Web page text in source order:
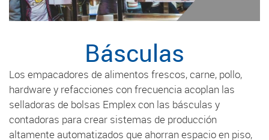
Básculas
Los empacadores de alimentos frescos, carne, pollo,
hardware y refacciones con frecuencia acoplan las
selladoras de bolsas Emplex con las básculas y
contadoras para crear sistemas de producción
altamente automatizados que ahorran espacio en piso,